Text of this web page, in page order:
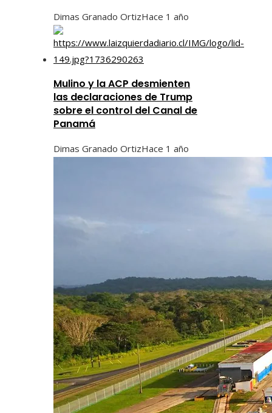
Dimas Granado OrtizHace 1 año
Mulino y la ACP desmienten
las declaraciones de Trump
sobre el control del Canal de
Panamá
Dimas Granado OrtizHace 1 año